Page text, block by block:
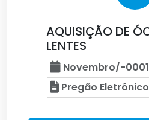
AQUISIÇÃO DE
LENTES
Novembro/-0001
Pregão Eletrônico